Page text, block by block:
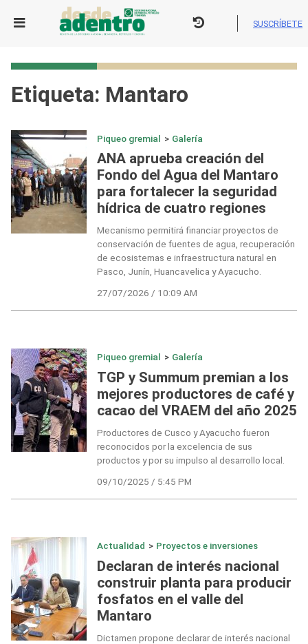
SUSCRÍBETE
Etiqueta: Mantaro
Piqueo gremial > Galería
ANA aprueba creación del
Fondo del Agua del Mantaro
para fortalecer la seguridad
hídrica de cuatro regiones
Mecanismo permitirá financiar proyectos de
conservación de fuentes de agua, recuperación
de ecosistemas e infraestructura natural en
Pasco, Junín, Huancavelica y Ayacucho.
27/07/2026 / 10:09 AM
Piqueo gremial > Galería
TGP y Summum premian a los
mejores productores de café y
cacao del VRAEM del año 2025
Productores de Cusco y Ayacucho fueron
reconocidos por la excelencia de sus
productos y por su impulso al desarrollo local.
09/10/2025 / 5:45 PM
Actualidad > Proyectos e inversiones
Declaran de interés nacional
construir planta para producir
fosfatos en el valle del
Mantaro
Dictamen propone declarar de interés nacional